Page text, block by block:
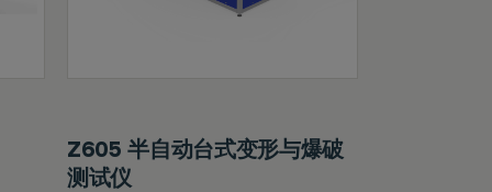
Z605 半自动台式变形与爆破
测试仪